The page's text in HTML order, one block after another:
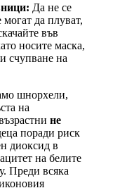
Да не се
да плуват,
във
носите маска,
счупване на
шнорхели,
на
не
поради риск
диоксид в
на белите
Преди всяка